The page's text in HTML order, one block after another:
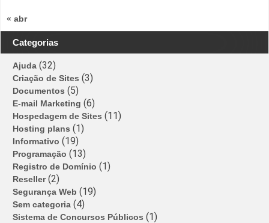
« abr
Categorias
Ajuda (32)
Criação de Sites (3)
Documentos (5)
E-mail Marketing (6)
Hospedagem de Sites (11)
Hosting plans (1)
Informativo (19)
Programação (13)
Registro de Domínio (1)
Reseller(2)
Segurança Web (19)
Sem categoria (4)
Sistema de Concursos Públicos (1)